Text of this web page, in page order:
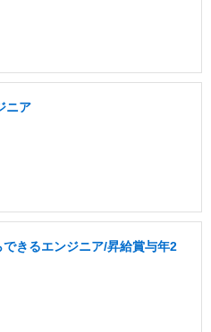
ニア
できるエンジニア/昇給賞与年2